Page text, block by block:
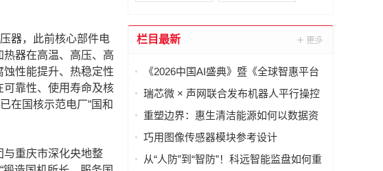
器，此前核心部件电
器在高温、高压、高
性能提升、热稳定性
靠性、使用寿命及核
在国核示范电厂“国和
重庆市深化央地整
栏目最新
《2026中国AI盛典》暨《全球智惠平台
·AI语料场景合作清单》在上海启动
瑞芯微 × 声网联合发布机器人平行操控
一体化解决方案
重塑边界：惠生清洁能源如何以数据资
产重构海外工程交付
巧用图像传感器模块参考设计
（PRISM），简化成像设备从设计到制
从“人防”到“智防”！科远智能监盘如何重